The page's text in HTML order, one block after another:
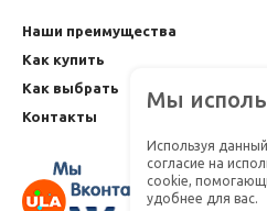
Наши преимущества
Как купить
Как выбрать
Контакты
Мы
Используя
согласие на
cookie,
удобнее для вас.